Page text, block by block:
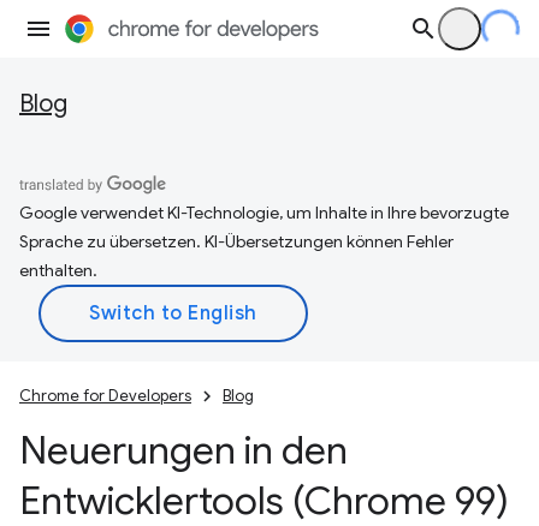
Blog
Google verwendet KI-Technologie, um Inhalte in Ihre bevorzugte
Sprache zu übersetzen. KI-Übersetzungen können Fehler
enthalten.
Chrome for Developers Blog
Neuerungen in den
Entwicklertools (Chrome 99)